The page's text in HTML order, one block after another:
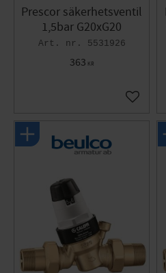
Prescor säkerhetsventil
1,5bar G20xG20
5531926
363 KR
Lägg